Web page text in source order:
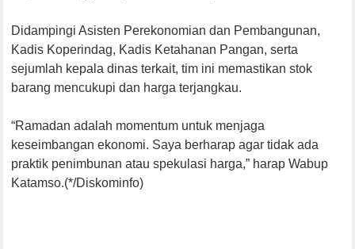
Didampingi Asisten Perekonomian dan Pembangunan,
Kadis Koperindag, Kadis Ketahanan Pangan, serta
sejumlah kepala dinas terkait, tim ini memastikan stok
barang mencukupi dan harga terjangkau.
“Ramadan adalah momentum untuk menjaga
keseimbangan ekonomi. Saya berharap agar tidak ada
praktik penimbunan atau spekulasi harga,” harap Wabup
Katamso.(*/Diskominfo)